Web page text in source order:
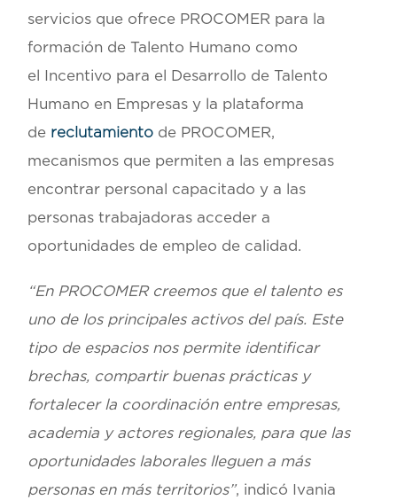
servicios que ofrece PROCOMER para la
formación de Talento Humano como
el
Incentivo para el Desarrollo de Talento
Humano en Empresas y la plataforma
de reclutamiento de PROCOMER,
mecanismos que permiten a las empresas
encontrar personal capacitado y a las
personas trabajadoras acceder a
oportunidades de empleo de calidad.
“En PROCOMER creemos que el talento es
uno de los principales activos del país. Este
tipo de espacios nos permite identificar
brechas, compartir buenas prácticas y
fortalecer la coordinación entre empresas,
academia y actores regionales, para que las
oportunidades laborales lleguen a más
personas en más territorios”, indicó
Ivania